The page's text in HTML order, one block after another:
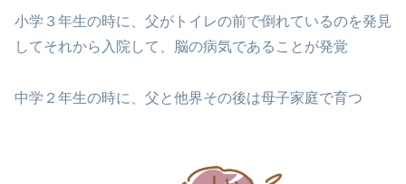
小学３年生の時に、父がトイレの前で倒れているのを発見
してそれから入院して、脳の病気であることが発覚
中学２年生の時に、父と他界その後は母子家庭で育つ